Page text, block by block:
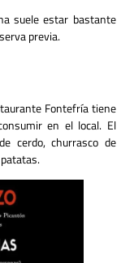
suele estar bastante
previa.
Fontefría tiene
en el local. El
cerdo, churrasco de